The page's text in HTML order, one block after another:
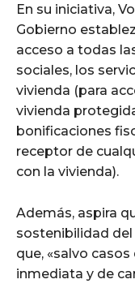
En su iniciativa,
Gobierno
acceso a todas
sociales, los
vivienda (para
vivienda
bonificaciones
receptor de
con la vivienda).
Además, aspira
sostenibilidad
que, «salvo
inmediata y de